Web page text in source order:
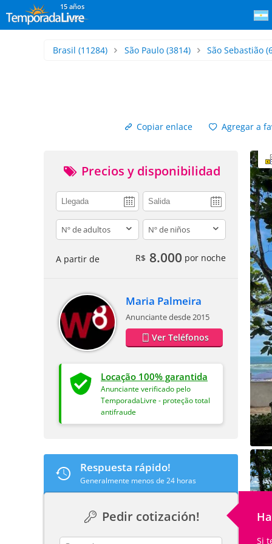
15 años
Brasil (11284) São Paulo(3814) São Sebastião
Copiar enlace
Agregar a
Precios y disponibilidad
adults children
A partir de R$ 8.000 por noche
Maria Palmeira
Anunciante desde 2015
Ver Teléfonos
Locação 100% garantida
Anunciante verificado pelo
TemporadaLivre - proteção total
antifraude
Respuesta rápido!
Generalmente menos de 24 horas
Pedir cotización!
Si